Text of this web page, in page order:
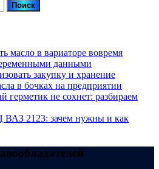
масло в вариаторе вовремя
данными
закупку и хранение
в бочках на предприятии
герметик не сохнет: разбираем
ВАЗ 2123: зачем нужны и как